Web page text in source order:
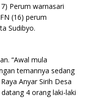
Perum warnasari
(16) perum
Sudibyo.
“Awal mula
temannya sedang
Anyar Sirih Desa
4 orang laki-laki